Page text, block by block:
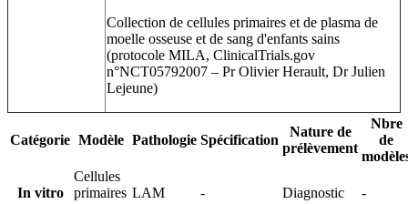
Collection de cellules primaires et de plasma de
moelle osseuse et de sang d'enfants sains
(protocole MILA, ClinicalTrials.gov
n°NCT05792007 – Pr Olivier Herault, Dr Julien
Lejeune)
Catégorie Modèle Pathologie Spécification
Nature de
prélèvement
Nbre
de
In vitro
Cellules
primaires LAM - Diagnostic -